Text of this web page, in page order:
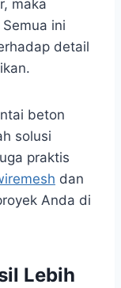
maka
ini
detail
beton
solusi
praktis
dan
Anda di
Lebih